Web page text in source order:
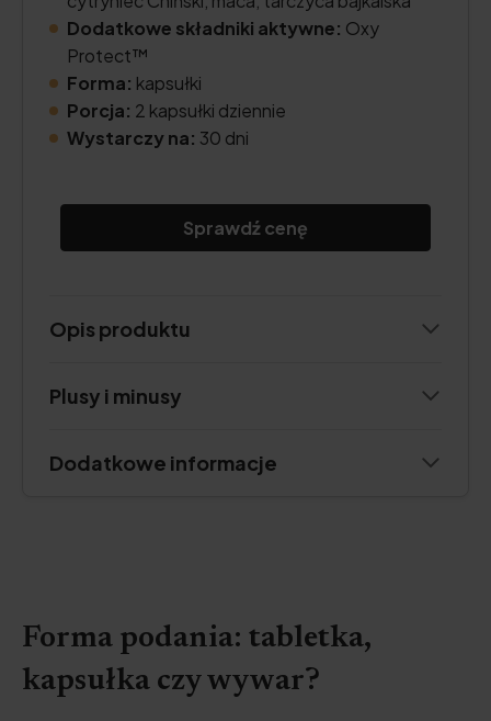
Dodatkowe składniki aktywne: Oxy
Protect™
Forma: kapsułki
Porcja: 2 kapsułki dziennie
Wystarczy na: 30 dni
Sprawdź cenę
Opis produktu
Plusy i minusy
Dodatkowe informacje
Forma podania: tabletka,
kapsułka czy wywar?